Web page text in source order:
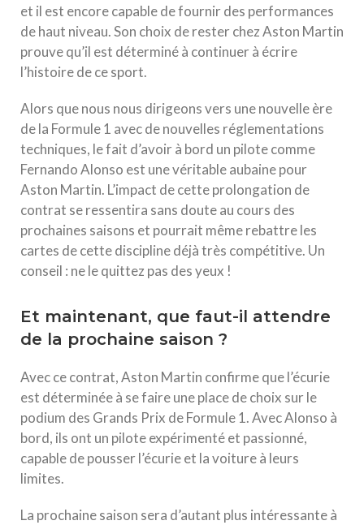
et il est encore capable de fournir des performances
de haut niveau. Son choix de rester chez Aston Martin
prouve qu’il est déterminé à continuer à écrire
l’histoire de ce sport.
Alors que nous nous dirigeons vers une nouvelle ère
de la Formule 1 avec de nouvelles réglementations
techniques, le fait d’avoir à bord un pilote comme
Fernando Alonso est une véritable aubaine pour
Aston Martin. L’impact de cette prolongation de
contrat se ressentira sans doute au cours des
prochaines saisons et pourrait même rebattre les
cartes de cette discipline déjà très compétitive. Un
conseil : ne le quittez pas des yeux !
Et maintenant, que faut-il attendre
de la prochaine saison ?
Avec ce contrat, Aston Martin confirme que l’écurie
est déterminée à se faire une place de choix sur le
podium des Grands Prix de Formule 1. Avec Alonso à
bord, ils ont un pilote expérimenté et passionné,
capable de pousser l’écurie et la voiture à leurs
limites.
La prochaine saison sera d’autant plus intéressante à